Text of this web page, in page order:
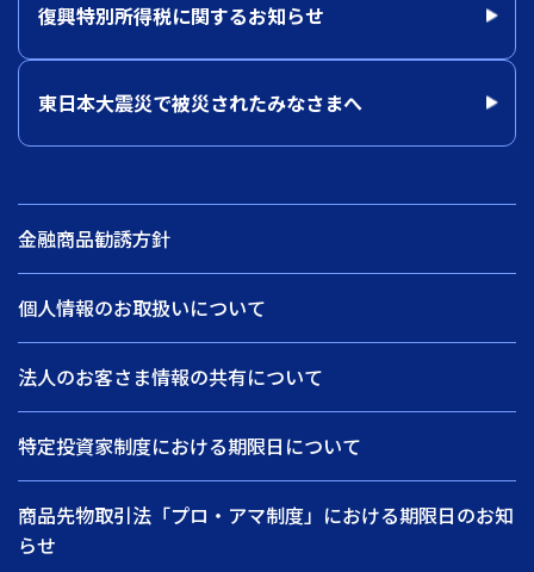
復興特別所得税に関するお知らせ
東日本大震災で被災されたみなさまへ
金融商品勧誘方針
個人情報のお取扱いについて
法人のお客さま情報の共有について
特定投資家制度における期限日について
商品先物取引法「プロ・アマ制度」における期限日のお知
らせ